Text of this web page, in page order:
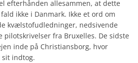
efterhånden allesammen, at dette
ikke i Danmark. Ikke et ord om
kvælstofudledninger, nedsivende
pilotskrivelser fra Bruxelles. De sidste
inde på Christiansborg, hvor
indtog.